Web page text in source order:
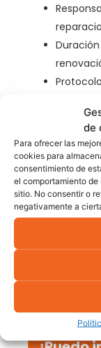
de
Para ofrecer las
cookies para
consentimiento de
el comportamiento
sitio. No consentir o
negativamente a
En España, la
1053/2014
legales
puntos de
¿Es
plaza